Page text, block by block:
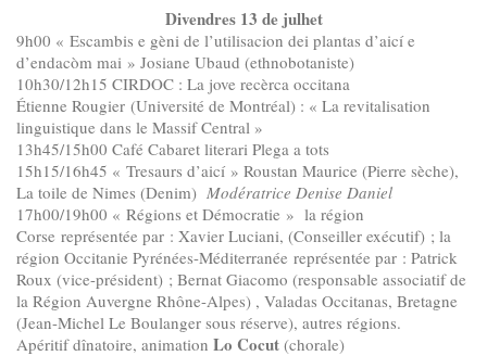
Divendres 13 de julhet
9h00 « Escambis e gèni de l’utilisacion dei plantas d’aicí e
d’endacòm mai » Josiane Ubaud (ethnobotaniste)
10h30/12h15 CIRDOC : La jove recèrca occitana
Étienne Rougier (Université de Montréal) : « La revitalisation
linguistique dans le Massif Central »
13h45/15h00 Café Cabaret literari Plega a tots
15h15/16h45 « Tresaurs d’aicí » Roustan Maurice (Pierre sèche),
La toile de Nimes (Denim) Modératrice Denise Daniel
17h00/19h00 « Régions et Démocratie » la région
Corse représentée par : Xavier Luciani, (Conseiller exécutif) ; la
région Occitanie Pyrénées-Méditerranée représentée par : Patrick
Roux (vice-président) ; Bernat Giacomo (responsable associatif de
la Région Auvergne Rhône-Alpes) , Valadas Occitanas, Bretagne
(Jean-Michel Le Boulanger sous réserve), autres régions.
Apéritif dînatoire, animation Lo Cocut (chorale)